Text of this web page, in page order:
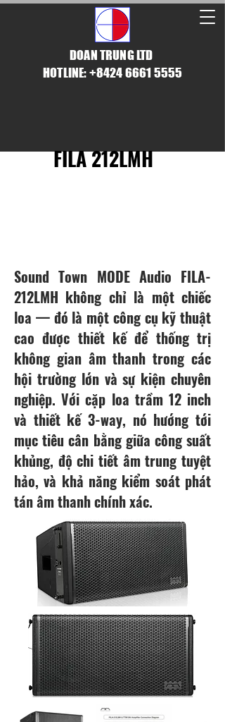
DOAN TRUNG LTD
HOTLINE: +8424 6661 5555
FILA 212LMH
Sound Town MODE Audio FILA-
212LMH không chỉ là một chiếc
loa — đó là một công cụ kỹ thuật
cao được thiết kế để thống trị
không gian âm thanh trong các
hội trường lớn và sự kiện chuyên
nghiệp. Với cặp loa trầm 12 inch
và thiết kế 3-way, nó hướng tới
mục tiêu cân bằng giữa công suất
khủng, độ chi tiết âm trung tuyệt
hảo, và khả năng kiểm soát phát
tán âm thanh chính xác.